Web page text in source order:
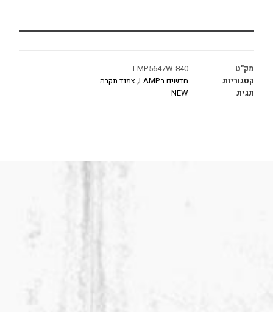
מק"ט
LMP5647W-840
קטגוריות
חדשים בLAMP , צמוד תקרה
תגית
NEW